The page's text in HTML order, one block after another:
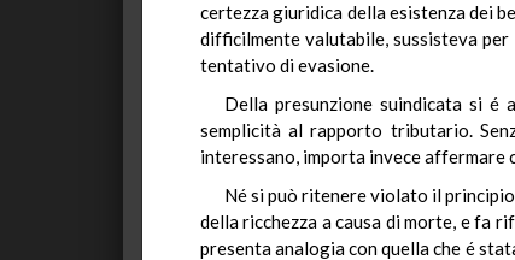
certezza giuridica della esistenza dei
difficilmente valutabile, sussisteva
tentativo di evasione.
Della presunzione suindicata si
semplicità al rapporto tributario.
interessano, importa invece
Né si può ritenere violato il
della ricchezza a causa di morte, e fa
presenta analogia con quella che é